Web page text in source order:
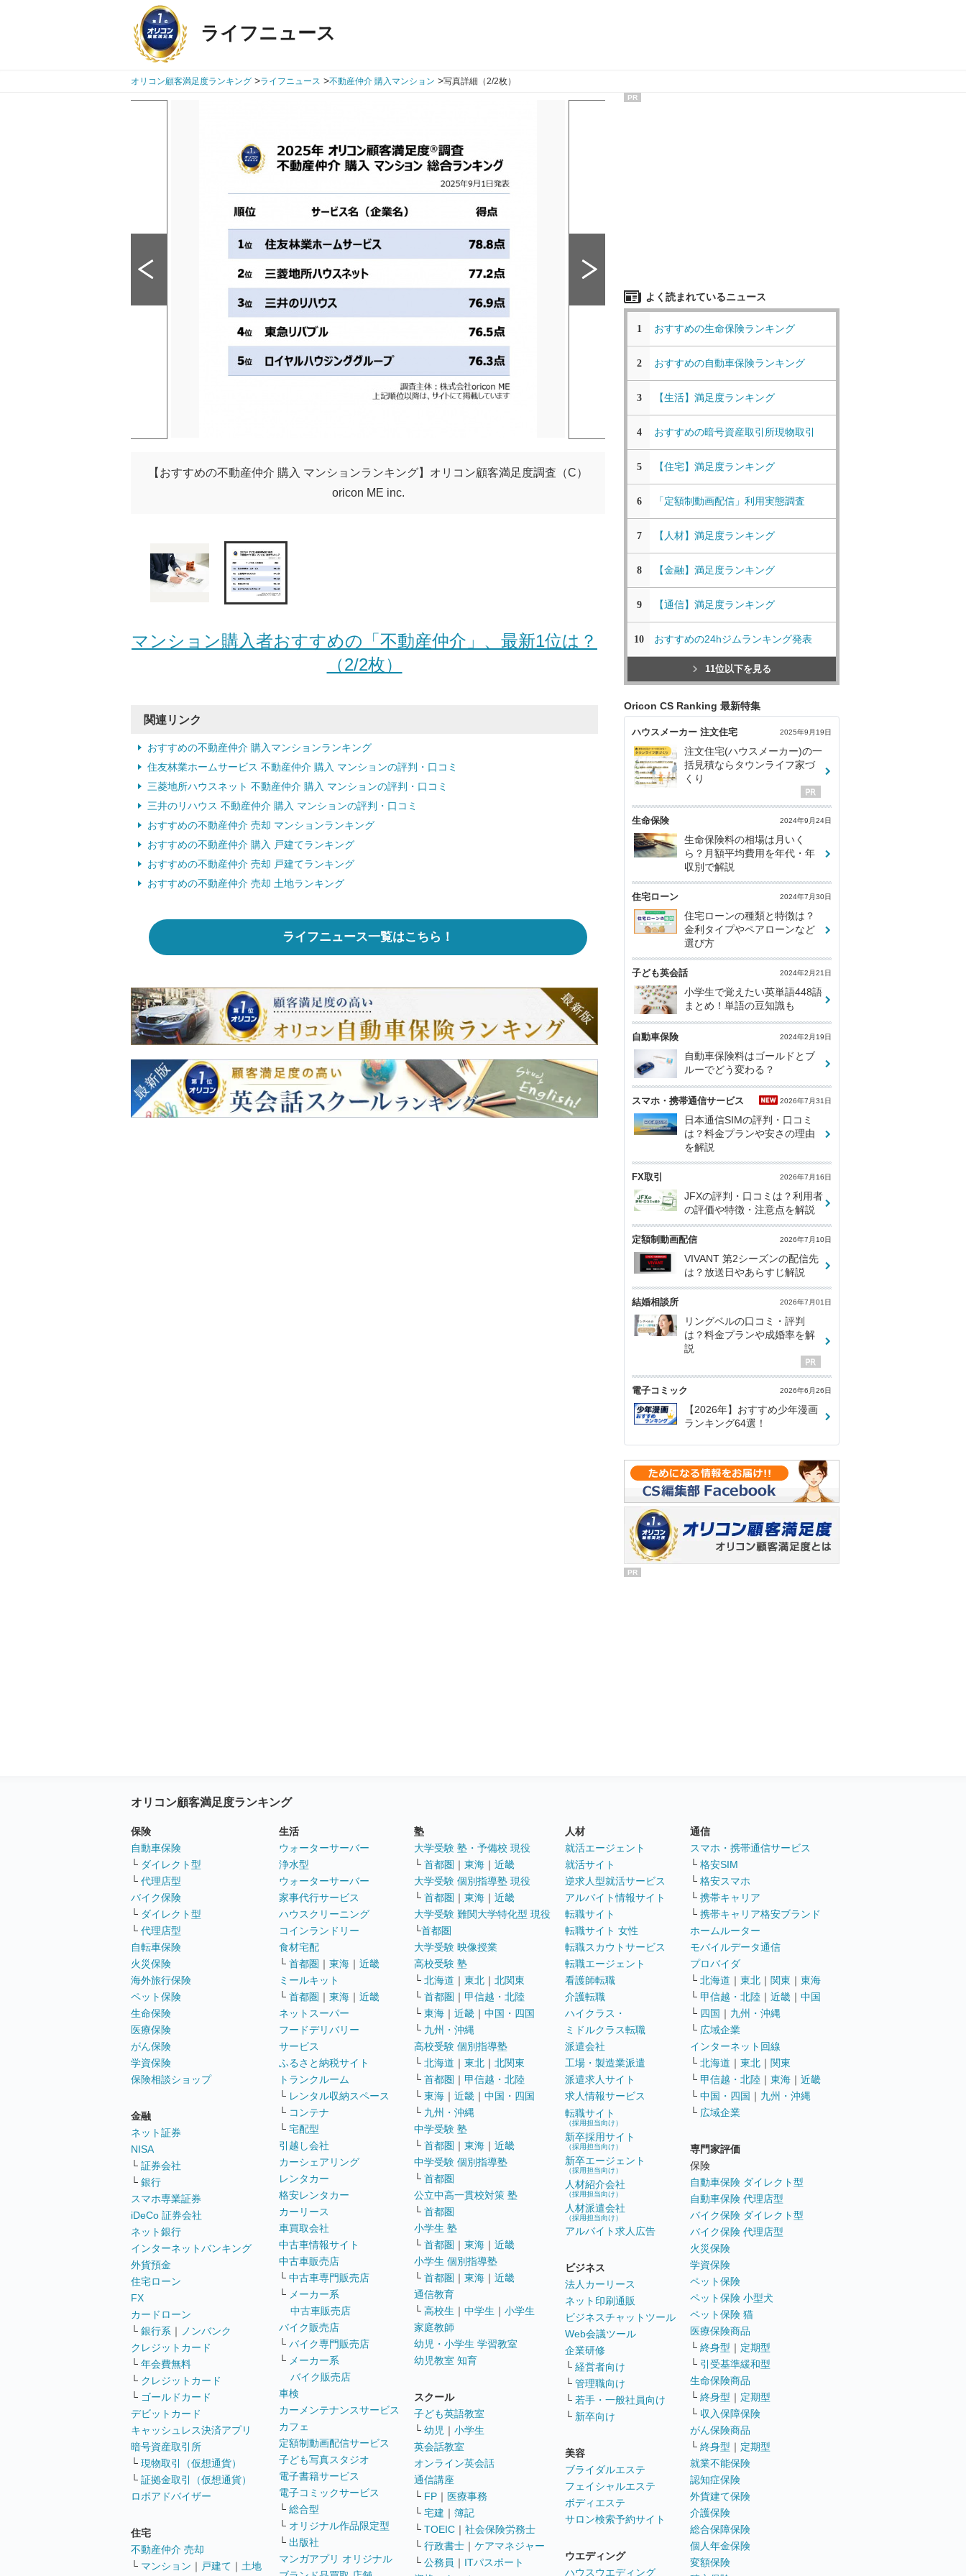
ライフニュース
オリコン顧客満足度ランキング >ライフニュース >不動産仲介 購入マンション >写真詳細（2/2枚）
【おすすめの不動産仲介 購入 マンションランキング】オリコン顧客満足度調査（C）
oricon ME inc.
マンション購入者おすすめの「不動産仲介」、最新1位は？
（2/2枚）
関連リンク
おすすめの不動産仲介 購入マンションランキング
住友林業ホームサービス 不動産仲介 購入 マンションの評判・口コミ
三菱地所ハウスネット 不動産仲介 購入 マンションの評判・口コミ
三井のリハウス 不動産仲介 購入 マンションの評判・口コミ
おすすめの不動産仲介 売却 マンションランキング
おすすめの不動産仲介 購入 戸建てランキング
おすすめの不動産仲介 売却 戸建てランキング
おすすめの不動産仲介 売却 土地ランキング
ライフニュース一覧はこちら！
PR
よく読まれているニュース
1 おすすめの生命保険ランキング
2 おすすめの自動車保険ランキング
3 【生活】満足度ランキング
4 おすすめの暗号資産取引所現物取引
5 【住宅】満足度ランキング
6 「定額制動画配信」利用実態調査
7 【人材】満足度ランキング
8 【金融】満足度ランキング
9 【通信】満足度ランキング
10 おすすめの24hジムランキング発表
11位以下を見る
Oricon CS Ranking 最新特集
ハウスメーカー 注文住宅 2025年9月19日
注文住宅(ハウスメーカー)の一
括見積ならタウンライフ家づ
くり
生命保険 2024年9月24日
生命保険料の相場は月いく
ら？月額平均費用を年代・年
収別で解説
住宅ローン 2024年7月30日
住宅ローンの種類と特徴は？
金利タイプやペアローンなど
選び方
子ども英会話 2024年2月21日
小学生で覚えたい英単語448語
まとめ！単語の豆知識も
自動車保険 2024年2月19日
自動車保険料はゴールドとブ
ルーでどう変わる？
スマホ・携帯通信サービス 2026年7月31日
日本通信SIMの評判・口コミ
は？料金プランや安さの理由
を解説
FX取引 2026年7月16日
JFXの評判・口コミは？利用者
の評価や特徴・注意点を解説
定額制動画配信 2026年7月10日
VIVANT 第2シーズンの配信先
は？放送日やあらすじ解説
結婚相談所 2026年7月01日
リングベルの口コミ・評判
は？料金プランや成婚率を解
説
電子コミック 2026年6月26日
【2026年】おすすめ少年漫画
ランキング64選！
PR
オリコン顧客満足度ランキング
保険
自動車保険
└ ダイレクト型
└ 代理店型
バイク保険
└ ダイレクト型
└ 代理店型
自転車保険
火災保険
海外旅行保険
ペット保険
生命保険
医療保険
がん保険
学資保険
保険相談ショップ
金融
ネット証券
NISA
└ 証券会社
└ 銀行
スマホ専業証券
iDeCo 証券会社
ネット銀行
インターネットバンキング
外貨預金
住宅ローン
FX
カードローン
└ 銀行系 ｜
ノンバンク
クレジットカード
└ 年会費無料
└ クレジットカード
└ ゴールドカード
デビットカード
キャッシュレス決済アプリ
暗号資産取引所
└ 現物取引（仮想通貨）
└ 証拠金取引（仮想通貨）
ロボアドバイザー
住宅
不動産仲介 売却
└ マンション ｜ 戸建て ｜ 土地
生活
ウォーターサーバー
浄水型
ウォーターサーバー
家事代行サービス
ハウスクリーニング
コインランドリー
食材宅配
└ 首都圏 ｜ 東海 ｜ 近畿
ミールキット
└ 首都圏 ｜ 東海 ｜ 近畿
ネットスーパー
フードデリバリー
サービス
ふるさと納税サイト
トランクルーム
└ レンタル収納スペース
└ コンテナ
└ 宅配型
引越し会社
カーシェアリング
レンタカー
格安レンタカー
カーリース
車買取会社
中古車情報サイト
中古車販売店
└ 中古車専門販売店
└ メーカー系
中古車販売店
バイク販売店
└ バイク専門販売店
└ メーカー系
バイク販売店
車検
カーメンテナンスサービス
カフェ
定額制動画配信サービス
子ども写真スタジオ
電子書籍サービス
電子コミックサービス
└ 総合型
└ オリジナル作品限定型
└ 出版社
マンガアプリ オリジナル
塾
大学受験 塾・予備校 現役
└ 首都圏 ｜ 東海 ｜ 近畿
大学受験 個別指導塾 現役
└ 首都圏 ｜ 東海 ｜ 近畿
大学受験 難関大学特化型 現役
└首都圏
大学受験 映像授業
高校受験 塾
└ 北海道 ｜ 東北 ｜ 北関東
└ 首都圏 ｜ 甲信越・北陸
└ 東海 ｜ 近畿 ｜ 中国・四国
└ 九州・沖縄
高校受験 個別指導塾
└ 北海道 ｜ 東北 ｜ 北関東
└ 首都圏 ｜ 甲信越・北陸
└ 東海 ｜ 近畿 ｜ 中国・四国
└ 九州・沖縄
中学受験 塾
└ 首都圏 ｜ 東海 ｜ 近畿
中学受験 個別指導塾
└ 首都圏
公立中高一貫校対策 塾
└ 首都圏
小学生 塾
└ 首都圏 ｜ 東海 ｜ 近畿
小学生 個別指導塾
└ 首都圏 ｜ 東海 ｜ 近畿
通信教育
└ 高校生 ｜ 中学生 ｜ 小学生
家庭教師
幼児・小学生 学習教室
幼児教室 知育
スクール
子ども英語教室
└ 幼児 ｜ 小学生
英会話教室
オンライン英会話
通信講座
└ FP ｜ 医療事務
└ 宅建 ｜ 簿記
└ TOEIC ｜ 社会保険労務士
└ 行政書士 ｜ ケアマネジャー
└ 公務員 ｜ ITパスポート
人材
就活エージェント
就活サイト
逆求人型就活サービス
アルバイト情報サイト
転職サイト
転職サイト 女性
転職スカウトサービス
転職エージェント
看護師転職
介護転職
ハイクラス・
ミドルクラス転職
派遣会社
工場・製造業派遣
派遣求人サイト
求人情報サービス
転職サイト
（採用担当向け）
新卒採用サイト
（採用担当向け）
新卒エージェント
（採用担当向け）
人材紹介会社
（採用担当向け）
人材派遣会社
（採用担当向け）
アルバイト求人広告
ビジネス
法人カーリース
ネット印刷通販
ビジネスチャットツール
Web会議ツール
企業研修
└ 経営者向け
└ 管理職向け
└ 若手・一般社員向け
└ 新卒向け
美容
ブライダルエステ
フェイシャルエステ
ボディエステ
サロン検索予約サイト
ウエディング
ハウスウエディング
通信
スマホ・携帯通信サービス
└ 格安SIM
└ 格安スマホ
└ 携帯キャリア
└ 携帯キャリア格安ブランド
ホームルーター
モバイルデータ通信
プロバイダ
└ 北海道 ｜ 東北 ｜ 関東 ｜ 東海
└ 甲信越・北陸 ｜ 近畿 ｜ 中国
└ 四国 ｜ 九州・沖縄
└ 広域企業
インターネット回線
└ 北海道 ｜ 東北 ｜ 関東
└ 甲信越・北陸 ｜ 東海 ｜ 近畿
└ 中国・四国 ｜ 九州・沖縄
└ 広域企業
専門家評価
保険
自動車保険 ダイレクト型
自動車保険 代理店型
バイク保険 ダイレクト型
バイク保険 代理店型
火災保険
学資保険
ペット保険
ペット保険 小型犬
ペット保険 猫
医療保険商品
└ 終身型 ｜ 定期型
└ 引受基準緩和型
生命保険商品
└ 終身型 ｜ 定期型
└ 収入保障保険
がん保険商品
└ 終身型 ｜ 定期型
就業不能保険
認知症保険
外貨建て保険
介護保険
総合保障保険
個人年金保険
変額保険